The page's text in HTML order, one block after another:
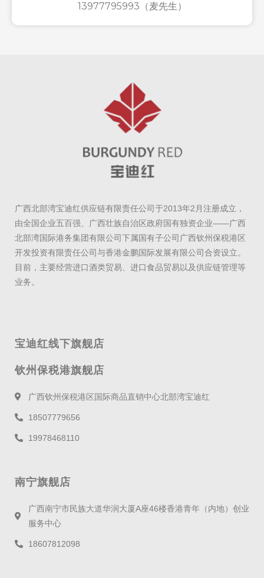
13977795993（麦先生）
广西北部湾宝迪红供应链有限责任公司于2013年2月注册成立，
由全国企业五百强、广西壮族自治区政府国有独资企业——广西
北部湾国际港务集团有限公司下属国有子公司广西钦州保税港区
开发投资有限责任公司与香港金鹏国际发展有限公司合资设立。
目前，主要经营进口酒类贸易、进口食品贸易以及供应链管理等
业务。
宝迪红线下旗舰店
钦州保税港旗舰店
广西钦州保税港区国际商品直销中心北部湾宝迪红
18507779656
19978468110
南宁旗舰店
广西南宁市民族大道华润大厦A座46楼香港青年（内地）创业
服务中心
18607812098